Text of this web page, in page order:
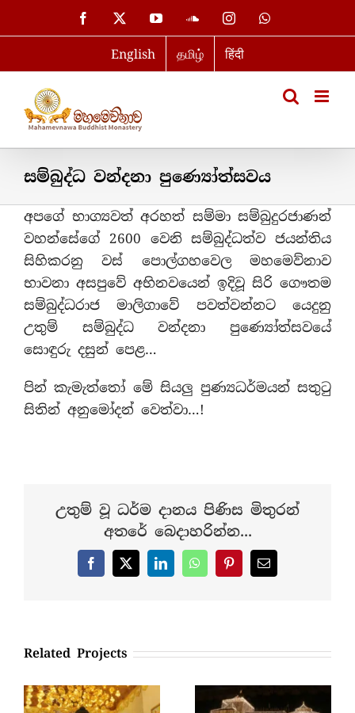
to
Facebook YouTubeSoundCloud
InstagramWhatsApp
English தமிழ் हिंदी
සම්බුද්ධ වන්දනා පුණ්‍යෝත්සවය
අපගේ භාග්‍යවත් අරහත් සම්මා සම්බුදුරජාණන්
වහන්සේගේ 2600 වෙනි සම්බුද්ධත්ව ජයන්තිය
සිහිකරනු වස් පොල්ගහවෙල මහමෙව්නාව
භාවනා අසපුවේ අභිනවයෙන් ඉදිවූ සිරි ගෞතම
සම්බුද්ධරාජ මාලිගාවේ පවත්වන්නට යෙදුනු
උතුම් සම්බුද්ධ වන්දනා පුණ්‍යෝත්සවයේ
සොඳුරු දසුන් පෙළ…
පින් කැමැත්තෝ මේ සියලු පුණ්‍යධර්මයන් සතුටු
සිතින් අනුමෝදන් වෙත්වා…!
උතුම් වූ ධර්ම දානය පිණිස මිතුරන්
අතරේ බෙදාහරින්න...
Facebook
X LinkedInWhatsAppPinterestEmail
Related Projects